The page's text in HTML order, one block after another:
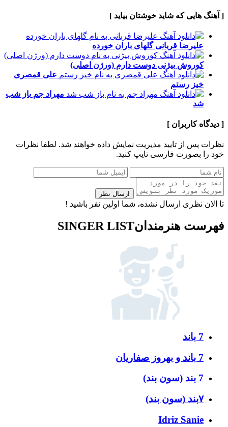
[ آهنگ هایی که شاید خوشتان بیاید ]
علیرضا قربانیگلهای باران خورده
کوروش بیژنی دوست دارم (ورژن اصلی)
علی قمصری
خیز رستم
مهراد جم باز شب
شد
[ دیدگاه کاربران ]
نظرات پس از تایید مدیریت نمایش داده خواهند شد. لطفا نظرات
خود را بصورت فارسی تایپ کنید.
ارسال نظر
تا الان نظری ارسال نشده، شما اولین نفر باشید !
فهرست هنرمندانSINGER LIST
7 باند
7 باند و بهروز صفاریان
7 بند (سون بند)
۷بند (سون بند)
Idriz Sanie